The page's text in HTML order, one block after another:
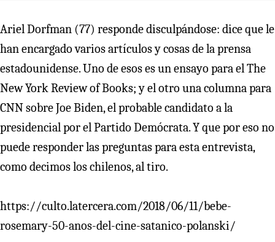
Ariel Dorfman (77) responde disculpándose: dice que le
han encargado varios artículos y cosas de la prensa
estadounidense. Uno de esos es un ensayo para el The
New York Review of Books; y el otro una columna para
CNN sobre Joe Biden, el probable candidato a la
presidencial por el Partido Demócrata. Y que por eso no
puede responder las preguntas para esta entrevista,
como decimos los chilenos, al tiro.
https://culto.latercera.com/2018/06/11/bebe-
rosemary-50-anos-del-cine-satanico-polanski/